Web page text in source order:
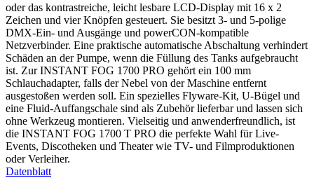
oder das kontrastreiche, leicht lesbare LCD-Display mit 16 x 2
Zeichen und vier Knöpfen gesteuert. Sie besitzt 3- und 5-polige
DMX-Ein- und Ausgänge und powerCON-kompatible
Netzverbinder. Eine praktische automatische Abschaltung verhindert
Schäden an der Pumpe, wenn die Füllung des Tanks aufgebraucht
ist. Zur INSTANT FOG 1700 PRO gehört ein 100 mm
Schlauchadapter, falls der Nebel von der Maschine entfernt
ausgestoßen werden soll. Ein spezielles Flyware-Kit, U-Bügel und
eine Fluid-Auffangschale sind als Zubehör lieferbar und lassen sich
ohne Werkzeug montieren. Vielseitig und anwenderfreundlich, ist
die INSTANT FOG 1700 T PRO die perfekte Wahl für Live-
Events, Discotheken und Theater wie TV- und Filmproduktionen
oder Verleiher.
Datenblatt